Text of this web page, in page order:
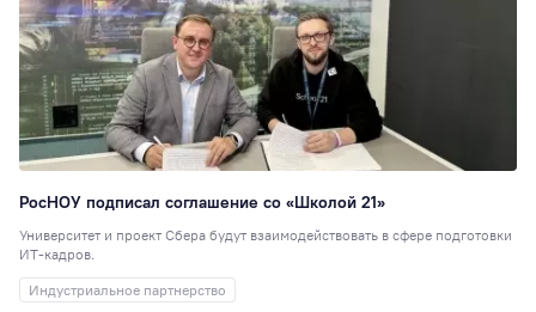
Настольные игры
РосНОУ подписал соглашение со «Школой 21»
Университет и проект Сбера будут взаимодействовать в сфере подготовки
ИТ-кадров.
Индустриальное партнерство